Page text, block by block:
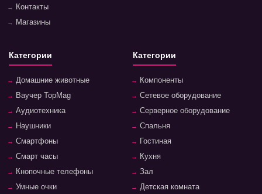
Контакты
Магазины
Категории
Домашние животные
Ваучер TopMag
Аудиотехника
Наушники
Смартфоны
Смарт часы
Кнопочные телефоны
Умные очки
Категории
Компоненты
Сетевое оборудование
Серверное оборудование
Спальня
Гостиная
Кухня
Зал
Детская комната